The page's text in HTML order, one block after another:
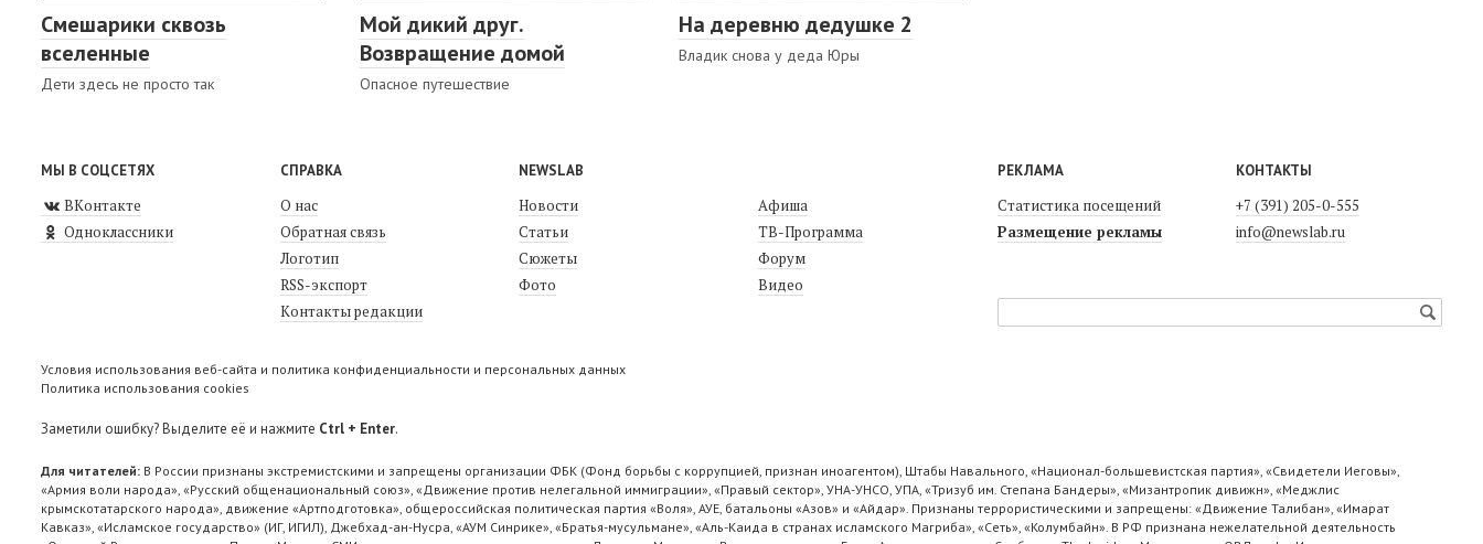
Смешарики сквозь
вселенные
Дети здесь не просто так
Мой дикий друг.
Возвращение домой
Опасное путешествие
На деревню дедушке 2
Владик снова у деда Юры
МЫ В СОЦСЕТЯХ
ВКонтакте
Одноклассники
СПРАВКА
О нас
Обратная связь
Логотип
RSS-экспорт
Контакты редакции
NEWSLAB
Новости
Статьи
Сюжеты
Фото
Афиша
ТВ-Программа
Форум
Видео
РЕКЛАМА
Статистика посещений
Размещение рекламы
КОНТАКТЫ
+7 (391) 205-0-555
info@newslab.ru
Условия использования веб-сайта и политика конфиденциальности и персональных данных
Политика использования cookies
Заметили ошибку? Выделите её и нажмите Ctrl + Enter.
Для читателей: В России признаны экстремистскими и запрещены организации ФБК (Фонд борьбы с коррупцией, признан иноагентом), Штабы Навального, «Национал-большевистская партия», «Свидетели Иеговы»,
«Армия воли народа», «Русский общенациональный союз», «Движение против нелегальной иммиграции», «Правый сектор», УНА-УНСО, УПА, «Тризуб им. Степана Бандеры», «Мизантропик дивижн», «Меджлис
крымскотатарского народа», движение «Артподготовка», общероссийская политическая партия «Воля», АУЕ, батальоны «Азов» и «Айдар». Признаны террористическими и запрещены: «Движение Талибан», «Имарат
Кавказ», «Исламское государство» (ИГ, ИГИЛ), Джебхад-ан-Нусра, «АУМ Синрике», «Братья-мусульмане», «Аль-Каида в странах исламского Магриба», «Сеть», «Колумбайн». В РФ признана нежелательной деятельность